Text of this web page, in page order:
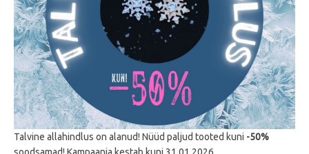
Talvine allahindlus on alanud! Nüüd paljud tooted kuni -50%